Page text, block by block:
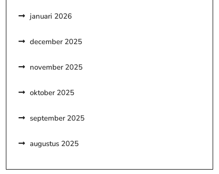
januari 2026
december 2025
november 2025
oktober 2025
september 2025
augustus 2025